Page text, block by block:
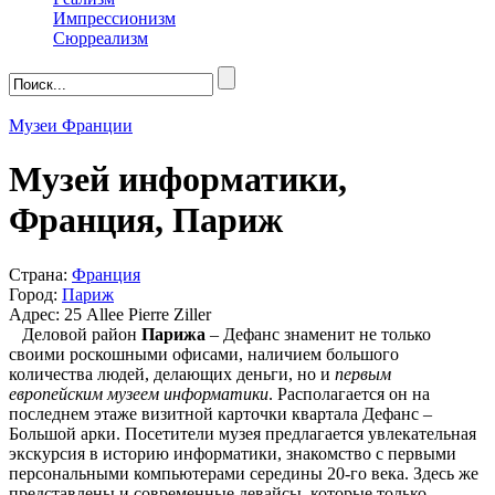
Импрессионизм
Сюрреализм
Музеи Франции
Музей информатики,
Франция, Париж
Страна: Франция
Город: Париж
Адрес: 25 Allee Pierre Ziller
Деловой район Парижа – Дефанс знаменит не только
своими роскошными офисами, наличием большого
количества людей, делающих деньги, но и первым
европейским музеем информатики. Располагается он на
последнем этаже визитной карточки квартала Дефанс –
Большой арки. Посетители музея предлагается увлекательная
экскурсия в историю информатики, знакомство с первыми
персональными компьютерами середины 20-го века. Здесь же